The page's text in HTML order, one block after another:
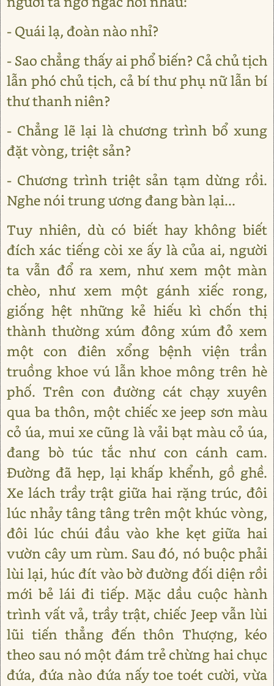
- Quái lạ, đoàn nào nhỉ?
- Sao chẳng thấy ai phổ biến? Cả chủ tịch
lẫn phó chủ tịch, cả bí thư phụ nữ lẫn bí
thư thanh niên?
- Chẳng lẽ lại là chương trình bổ xung
đặt vòng, triệt sản?
- Chương trình triệt sản tạm dừng rồi.
Nghe nói trung ương đang bàn lại...
Tuy nhiên, dù có biết hay không biết
đích xác tiếng còi xe ấy là của ai, người
ta vẫn đổ ra xem, như xem một màn
chèo, như xem một gánh xiếc rong,
giống hệt những kẻ hiếu kì chốn thị
thành thường xúm đông xúm đỏ xem
một con điên xổng bệnh viện trần
truồng khoe vú lẫn khoe mông trên hè
phố. Trên con đường cát chạy xuyên
qua ba thôn, một chiếc xe jeep sơn màu
cỏ úa, mui xe cũng là vải bạt màu cỏ úa,
đang bò túc tắc như con cánh cam.
Đường đã hẹp, lại khấp khểnh, gồ ghề.
Xe lách trầy trật giữa hai rặng trúc, đôi
lúc nhảy tâng tâng trên một khúc vòng,
đôi lúc chúi đầu vào khe kẹt giữa hai
vườn cây um rùm. Sau đó, nó buộc phải
lùi lại, húc đít vào bờ đường đối diện rồi
mới bẻ lái đi tiếp. Mặc dầu cuộc hành
trình vất vả, trầy trật, chiếc Jeep vẫn lùi
lũi tiến thẳng đến thôn Thượng, kéo
theo sau nó một đám trẻ chừng hai chục
đứa, đứa nào đứa nấy toe toét cười, vừa